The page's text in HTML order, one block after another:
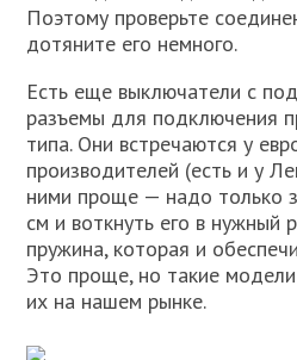
Поэтому проверьте
дотяните его немного.
Есть еще выключатели с
разъемы для подключения
типа. Они встречаются у
производителей (есть и у
ними проще — надо только
см и воткнуть его в нужный
пружина, которая и
Это проще, но такие
их на нашем рынке.